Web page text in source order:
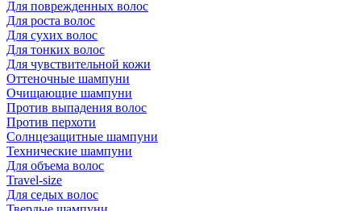
Для поврежденных волос
Для роста волос
Для сухих волос
Для тонких волос
Для чувствительной кожи
Оттеночные шампуни
Очищающие шампуни
Против выпадения волос
Против перхоти
Солнцезащитные шампуни
Технические шампуни
Для объема волос
Travel-size
Для седых волос